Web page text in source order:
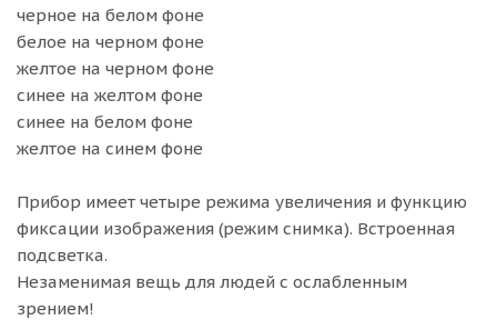
черное на белом фоне
белое на черном фоне
желтое на черном фоне
синее на желтом фоне
синее на белом фоне
желтое на синем фоне
Прибор имеет четыре режима увеличения и функцию
фиксации изображения (режим снимка). Встроенная
подсветка.
Незаменимая вещь для людей с ослабленным
зрением!